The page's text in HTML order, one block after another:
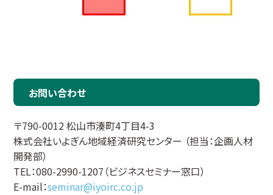
お問い合わせ
〒790-0012 松山市湊町4丁目4-3
株式会社いよぎん地域経済研究センター （担当：企画人材
開発部）
TEL：080-2990-1207（ビジネスセミナー窓口）
E-mail：seminar@iyoirc.co.jp